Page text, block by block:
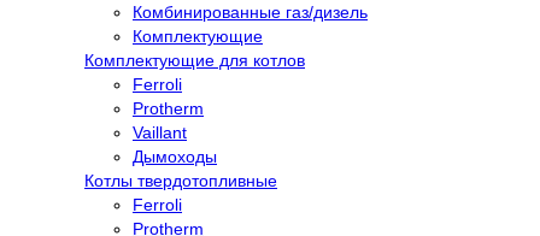
Комбинированные газ/дизель
Комплектующие
Комплектующие для котлов
Ferroli
Protherm
Vaillant
Дымоходы
Котлы твердотопливные
Ferroli
Protherm